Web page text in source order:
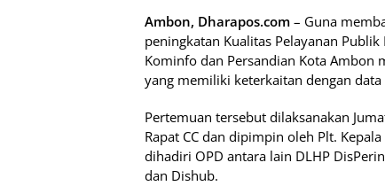
Ambon, Dharapos.com – Guna
peningkatan Kualitas Pelayanan
Kominfo dan Persandian Kota Ambon
yang memiliki keterkaitan dengan
Pertemuan tersebut dilaksanakan
Rapat CC dan dipimpin oleh Plt.
dihadiri OPD antara lain DLHP
dan Dishub.